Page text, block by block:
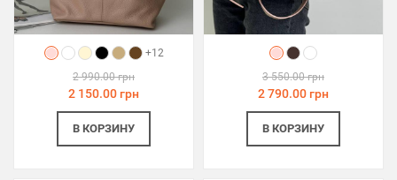
+12
2 990.00 грн
2 150.00 грн
В КОРЗИНУ
3 550.00 грн
2 790.00 грн
В КОРЗИНУ